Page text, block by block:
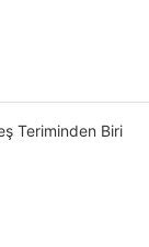
Teriminden Biri